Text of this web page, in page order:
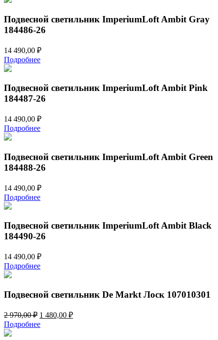
316,00 ₽.
Подвесной светильник ImperiumLoft Ambit Gray
184486-26
14 490,00 ₽
Подробнее
Подвесной светильник ImperiumLoft Ambit Pink
184487-26
14 490,00 ₽
Подробнее
Подвесной светильник ImperiumLoft Ambit Green
184488-26
14 490,00 ₽
Подробнее
Подвесной светильник ImperiumLoft Ambit Black
184490-26
14 490,00 ₽
Подробнее
Подвесной светильник De Markt Лоск 107010301
2 970,00₽ Первоначальная
цена
составляла
1 480,00 ₽Текущая
Подробнее